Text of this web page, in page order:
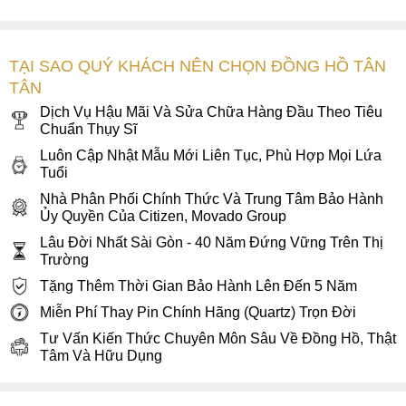
Điểm đặc biệt nhất và thể hiện đúng tính thần bộ sưu tập
Citizen L là bộ 3 kim màu vàng hồng nổi bật giữa trung tâm
mặt số. Kim giờ - kim phút hoàn thiện kiểu dáng chiếc lá nhẹ
nhàng cùng kim giây mảnh khảnh có phần đuôi uốn cong
TẠI SAO QUÝ KHÁCH NÊN CHỌN ĐỒNG HỒ TÂN
TÂN
Dịch Vụ Hậu Mãi Và Sửa Chữa Hàng Đầu Theo Tiêu
Chuẩn Thụy Sĩ
Luôn Cập Nhật Mẫu Mới Liên Tục, Phù Hợp Mọi Lứa
Tuổi
Nhà Phân Phối Chính Thức Và Trung Tâm Bảo Hành
Ủy Quyền Của Citizen, Movado Group
Lâu Đời Nhất Sài Gòn - 40 Năm Đứng Vững Trên Thị
Trường
Tặng Thêm Thời Gian Bảo Hành Lên Đến 5 Năm
Miễn Phí Thay Pin Chính Hãng (Quartz) Trọn Đời
Tư Vấn Kiến Thức Chuyên Môn Sâu Về Đồng Hồ, Thật
Tâm Và Hữu Dụng